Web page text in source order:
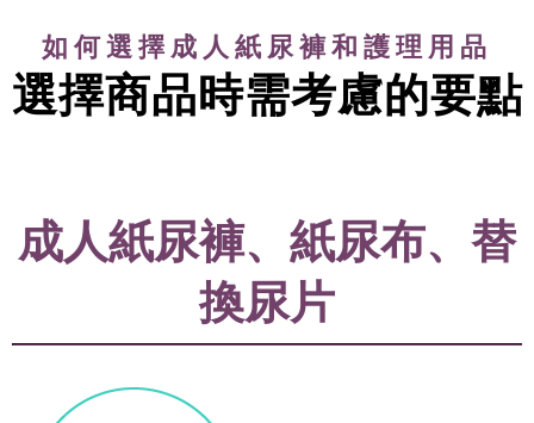
如何選擇成人紙尿褲和護理用品
選擇商品時需考慮的要點
成人紙尿褲、紙尿布、替
換尿片